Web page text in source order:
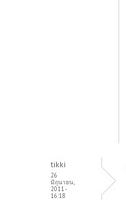
tikki
26
มิถุนายน,
2011 -
16:18